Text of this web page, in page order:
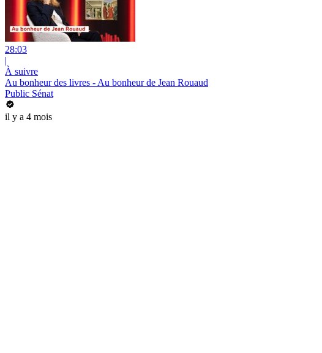
28:03
|
À suivre
Au bonheur des livres - Au bonheur de Jean Rouaud
Public Sénat
il y a 4 mois